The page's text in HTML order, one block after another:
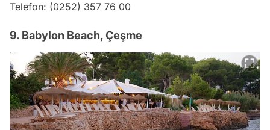
Telefon: (0252) 357 76 00
9. Babylon Beach, Çeşme